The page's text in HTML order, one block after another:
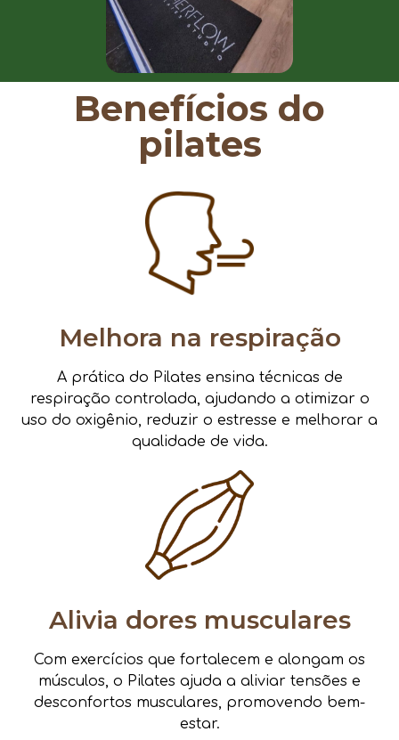
Benefícios do
pilates
Melhora na respiração
A prática do Pilates ensina técnicas de
respiração controlada, ajudando a otimizar o
uso do oxigênio, reduzir o estresse e melhorar a
qualidade de vida.
Alivia dores musculares
Com exercícios que fortalecem e alongam os
músculos, o Pilates ajuda a aliviar tensões e
desconfortos musculares, promovendo bem-
estar.